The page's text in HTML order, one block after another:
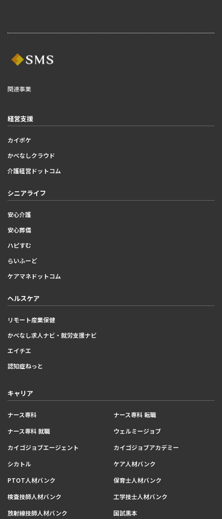
関連事業
経営支援
カイポケ
かべなしクラウド
介護経営ドットコム
シニアライフ
安心介護
安心葬儀
ハピすむ
らいふーど
ケアマネドットコム
ヘルスケア
リモート産業保健
かべなし求人ナビ・就労支援ナビ
エイチエ
認知症ねっと
キャリア
ナース専科
ナース専科 転職
ナース専科 就職
ウェルミージョブ
カイゴジョブエージェント
カイゴジョブアカデミー
シカトル
ケア人材バンク
PTOT人材バンク
保育士人材バンク
検査技師人材バンク
工学技士人材バンク
放射線技師人材バンク
国試黒本